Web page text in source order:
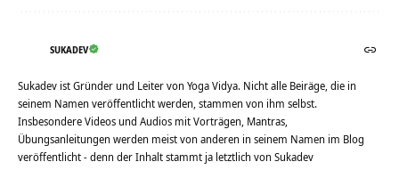
SUKADEV
Sukadev ist Gründer und Leiter von Yoga Vidya. Nicht alle Beiräge, die in
seinem Namen veröffentlicht werden, stammen von ihm selbst.
Insbesondere Videos und Audios mit Vorträgen, Mantras,
Übungsanleitungen werden meist von anderen in seinem Namen im Blog
veröffentlicht - denn der Inhalt stammt ja letztlich von Sukadev